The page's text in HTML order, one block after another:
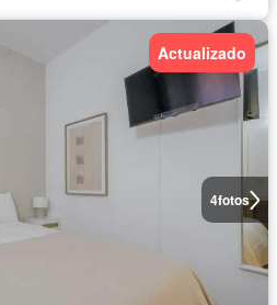
4fotos
Actualizado